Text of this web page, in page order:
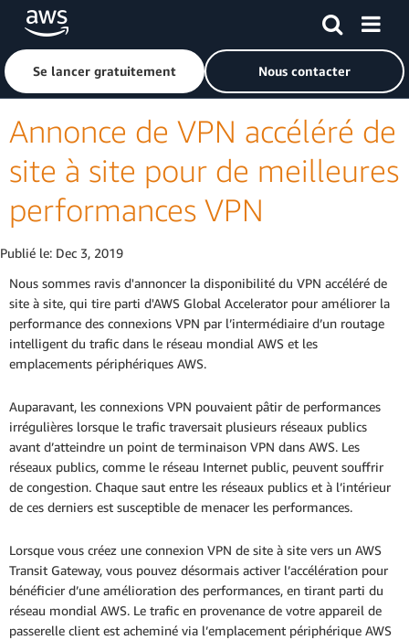
Passer au contenu principal
Cliquer ici pour revenir à la page d'accueil d'Amazon Web
Se lancer gratuitement Nous contacter
Annonce de VPN accéléré de
site à site pour de meilleures
performances VPN
Publié le: Dec 3, 2019
Nous sommes ravis d'annoncer la disponibilité du VPN accéléré de
site à site, qui tire parti d'AWS Global Accelerator pour améliorer la
performance des connexions VPN par l’intermédiaire d’un routage
intelligent du trafic dans le réseau mondial AWS et les
emplacements périphériques AWS.
Auparavant, les connexions VPN pouvaient pâtir de performances
irrégulières lorsque le trafic traversait plusieurs réseaux publics
avant d’atteindre un point de terminaison VPN dans AWS. Les
réseaux publics, comme le réseau Internet public, peuvent souffrir
de congestion. Chaque saut entre les réseaux publics et à l’intérieur
de ces derniers est susceptible de menacer les performances.
Lorsque vous créez une connexion VPN de site à site vers un AWS
Transit Gateway, vous pouvez désormais activer l’accélération pour
bénéficier d’une amélioration des performances, en tirant parti du
réseau mondial AWS. Le trafic en provenance de votre appareil de
passerelle client est acheminé via l’emplacement périphérique AWS